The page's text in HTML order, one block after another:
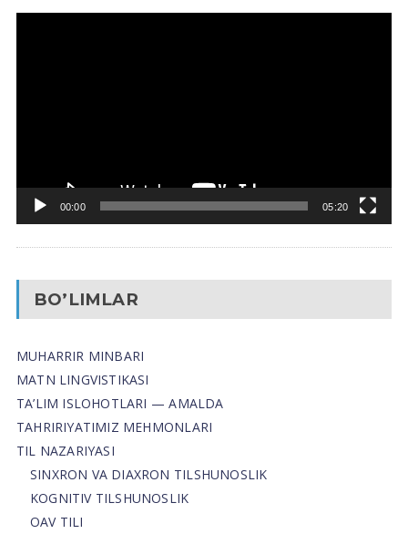
00:00 05:20
BO’LIMLAR
MUHARRIR MINBARI
MATN LINGVISTIKASI
TA’LIM ISLOHOTLARI — AMALDA
TAHRIRIYATIMIZ MEHMONLARI
TIL NAZARIYASI
SINXRON VA DIAXRON TILSHUNOSLIK
KOGNITIV TILSHUNOSLIK
OAV TILI